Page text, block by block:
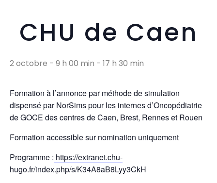
CHU de Caen
2 octobre - 9 h 00 min - 17 h 30 min
Formation à l’annonce par méthode de simulation
dispensé par NorSims pour les internes d’Oncopédiatrie
de GOCE des centres de Caen, Brest, Rennes et Rouen
Formation accessible sur nomination uniquement
Programme : https://extranet.chu-
hugo.fr/index.php/s/K34A8aB8Lyy3CkH